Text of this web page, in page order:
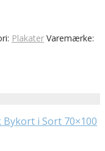
Plakater Varemærke:
i Sort 70×100